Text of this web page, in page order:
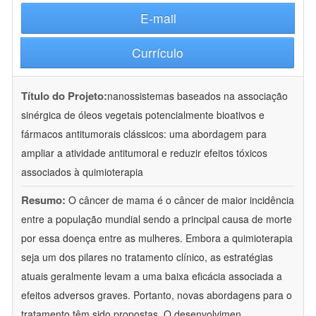
E-mail
Currículo
Título do Projeto:nanossistemas baseados na associação
sinérgica de óleos vegetais potencialmente bioativos e
fármacos antitumorais clássicos: uma abordagem para
ampliar a atividade antitumoral e reduzir efeitos tóxicos
associados à quimioterapia
Resumo: O câncer de mama é o câncer de maior incidência
entre a população mundial sendo a principal causa de morte
por essa doença entre as mulheres. Embora a quimioterapia
seja um dos pilares no tratamento clínico, as estratégias
atuais geralmente levam a uma baixa eficácia associada a
efeitos adversos graves. Portanto, novas abordagens para o